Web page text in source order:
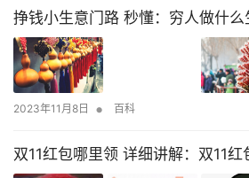
挣钱小生意门路 秒懂：穷人做什
2023年11月8日 • 百科
双11红包哪里领 详细讲解：双11红